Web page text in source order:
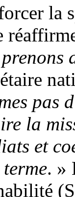
la
pas
la
et
. »